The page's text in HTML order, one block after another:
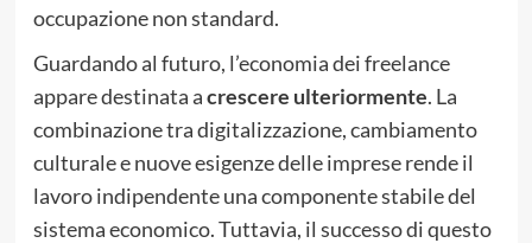
occupazione non standard.
Guardando al futuro, l’economia dei freelance
appare destinata acrescere ulteriormente. La
combinazione tra digitalizzazione, cambiamento
culturale e nuove esigenze delle imprese rende il
lavoro indipendente una componente stabile del
sistema economico. Tuttavia, il successo di questo